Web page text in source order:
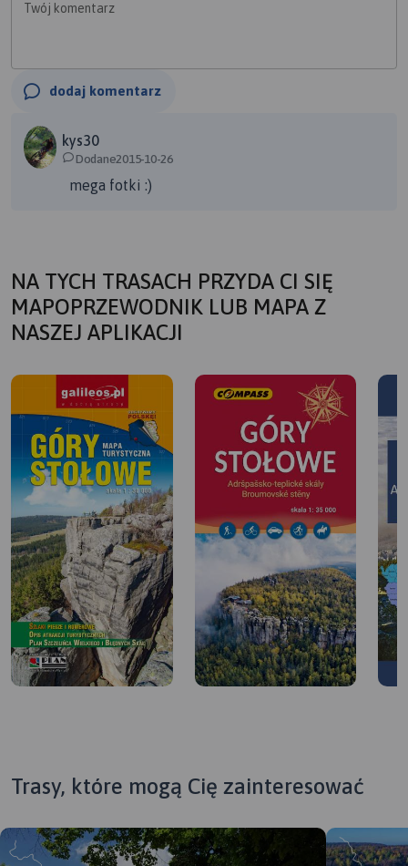
Twój komentarz
dodaj komentarz
kys30
Dodane2015-10-26
mega fotki :)
NA TYCH TRASACH PRZYDA CI SIĘ
MAPOPRZEWODNIK LUB MAPA Z
NASZEJ APLIKACJI
Trasy, które mogą Cię zainteresować